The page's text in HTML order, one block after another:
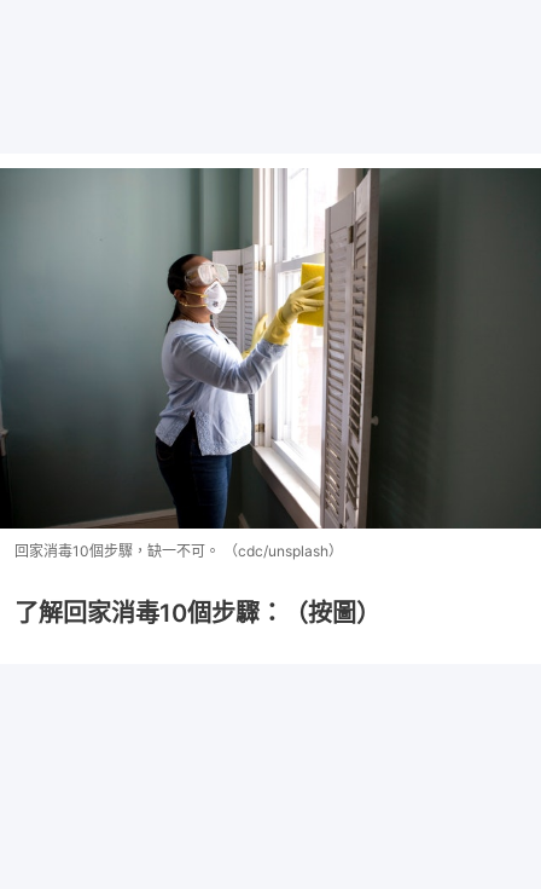
回家消毒10個步驟，缺一不可。 （cdc/unsplash）
了解回家消毒10個步驟：（按圖）